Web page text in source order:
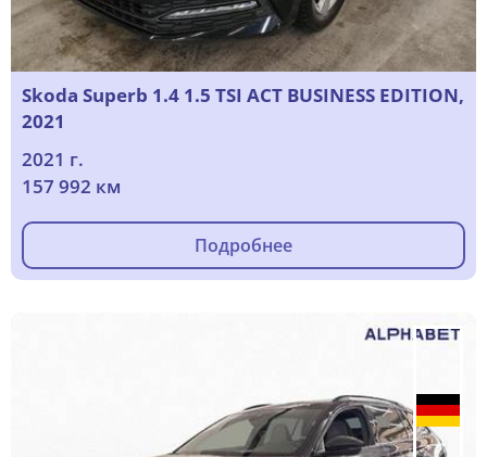
Skoda Superb 1.4 1.5 TSI ACT BUSINESS EDITION,
2021
2021 г.
157 992 км
Подробнее